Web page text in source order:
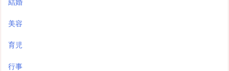
美容
育児
行事